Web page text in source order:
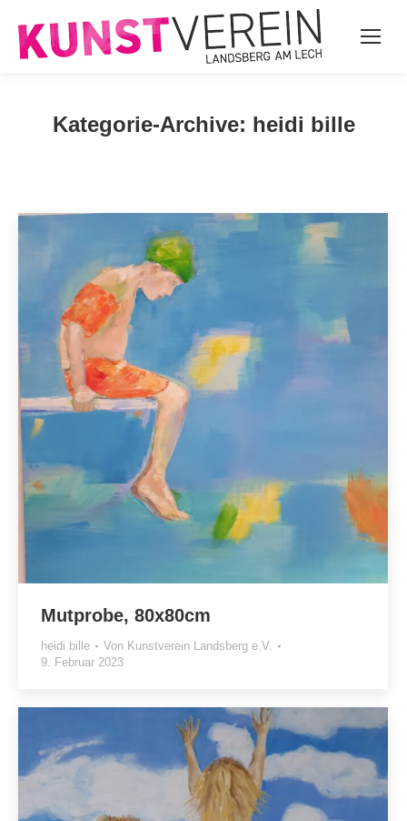
Kategorie-Archive: heidi bille
Mutprobe, 80x80cm
heidi bille Von Kunstverein Landsberg e.V.
9. Februar 2023